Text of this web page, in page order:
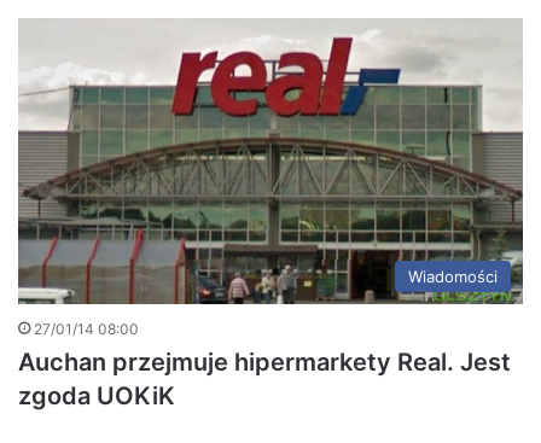
Wiadomości
27/01/14 08:00
Auchan przejmuje hipermarkety Real. Jest
zgoda UOKiK